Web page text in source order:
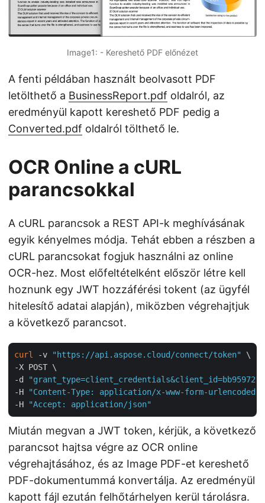
Image1: - Kereshető PDF előnézet
A fenti példában használt beolvasott PDF
letölthető a BusinessReport.pdf oldalról, az
eredményül kapott kereshető PDF pedig a
Converted.pdf oldalról tölthető le.
OCR Online a cURL
parancsokkal
A cURL parancsok a REST API-k meghívásának
egyik kényelmes módja. Tehát ebben a részben a
cURL parancsokat fogjuk használni az online
OCR-hez. Most előfeltételként először létre kell
hoznunk egy JWT hozzáférési tokent (az ügyfél
hitelesítő adatai alapján), miközben végrehajtjuk
a következő parancsot.
curl -v "https://api.aspose.cloud/connect/token"
\
-X POST \
-d
"grant_type=client_credentials&client_id=bb959721-
-H
"Content-Type: application/x-www-form-urlencoded"
-H
"Accept: application/json"
Miután megvan a JWT token, kérjük, a következő
parancsot hajtsa végre az OCR online
végrehajtásához, és az Image PDF-et kereshető
PDF-dokumentummá konvertálja. Az eredményül
kapott fájl ezután felhőtárhelyen kerül tárolásra.